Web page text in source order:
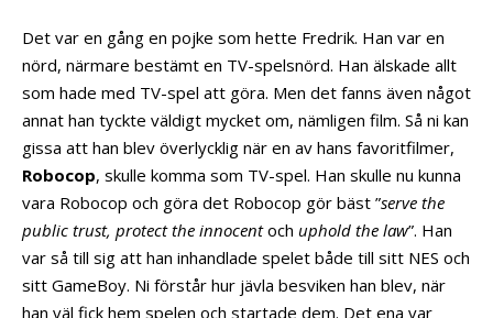
Det var en gång en pojke som hette Fredrik. Han var en
nörd, närmare bestämt en TV-spelsnörd. Han älskade allt
som hade med TV-spel att göra. Men det fanns även något
annat han tyckte väldigt mycket om, nämligen film. Så ni kan
gissa att han blev överlycklig när en av hans favoritfilmer,
Robocop, skulle komma som TV-spel. Han skulle nu kunna
vara Robocop och göra det Robocop gör bäst ”serve the
public trust, protect the innocentoch uphold the law”. Han
var så till sig att han inhandlade spelet både till sitt NES och
sitt GameBoy. Ni förstår hur jävla besviken han blev, när
han väl fick hem spelen och startade dem. Det ena var